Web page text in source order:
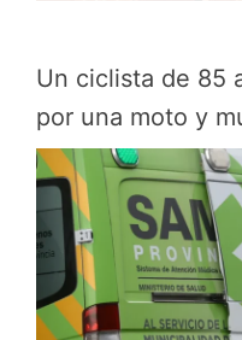
Un ciclista de 85
por una moto y